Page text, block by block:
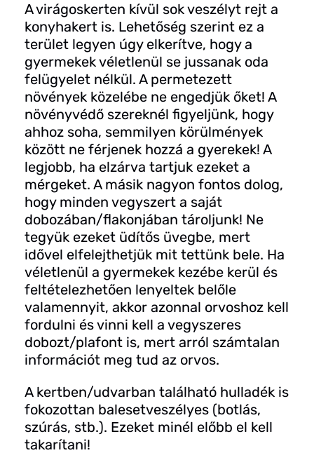
A virágoskerten kívül sok veszélyt rejt a
konyhakert is. Lehetőség szerint ez a
terület legyen úgy elkerítve, hogy a
gyermekek véletlenül se jussanak oda
felügyelet nélkül. A permetezett
növények közelébe ne engedjük őket! A
növényvédő szereknél figyeljünk, hogy
ahhoz soha, semmilyen körülmények
között ne férjenek hozzá a gyerekek! A
legjobb, ha elzárva tartjuk ezeket a
mérgeket. A másik nagyon fontos dolog,
hogy minden vegyszert a saját
dobozában/flakonjában tároljunk! Ne
tegyük ezeket üdítős üvegbe, mert
idővel elfelejthetjük mit tettünk bele. Ha
véletlenül a gyermekek kezébe kerül és
feltételezhetően lenyeltek belőle
valamennyit, akkor azonnal orvoshoz kell
fordulni és vinni kell a vegyszeres
dobozt/plafont is, mert arról számtalan
információt meg tud az orvos.
A kertben/udvarban található hulladék is
fokozottan balesetveszélyes (botlás,
szúrás, stb.). Ezeket minél előbb el kell
takarítani!